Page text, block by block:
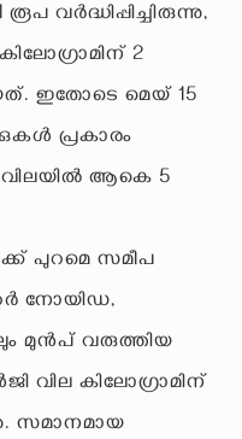
വർദ്ധിപ്പിച്ചിരുന്നു,
2
ഇതോടെ മെയ് 15
പ്രകാരം
ആകെ 5
പുറമെ സമീപ
നോയിഡ,
മുൻപ് വരുത്തിയ
വില കിലോഗ്രാമിന്
സമാനമായ